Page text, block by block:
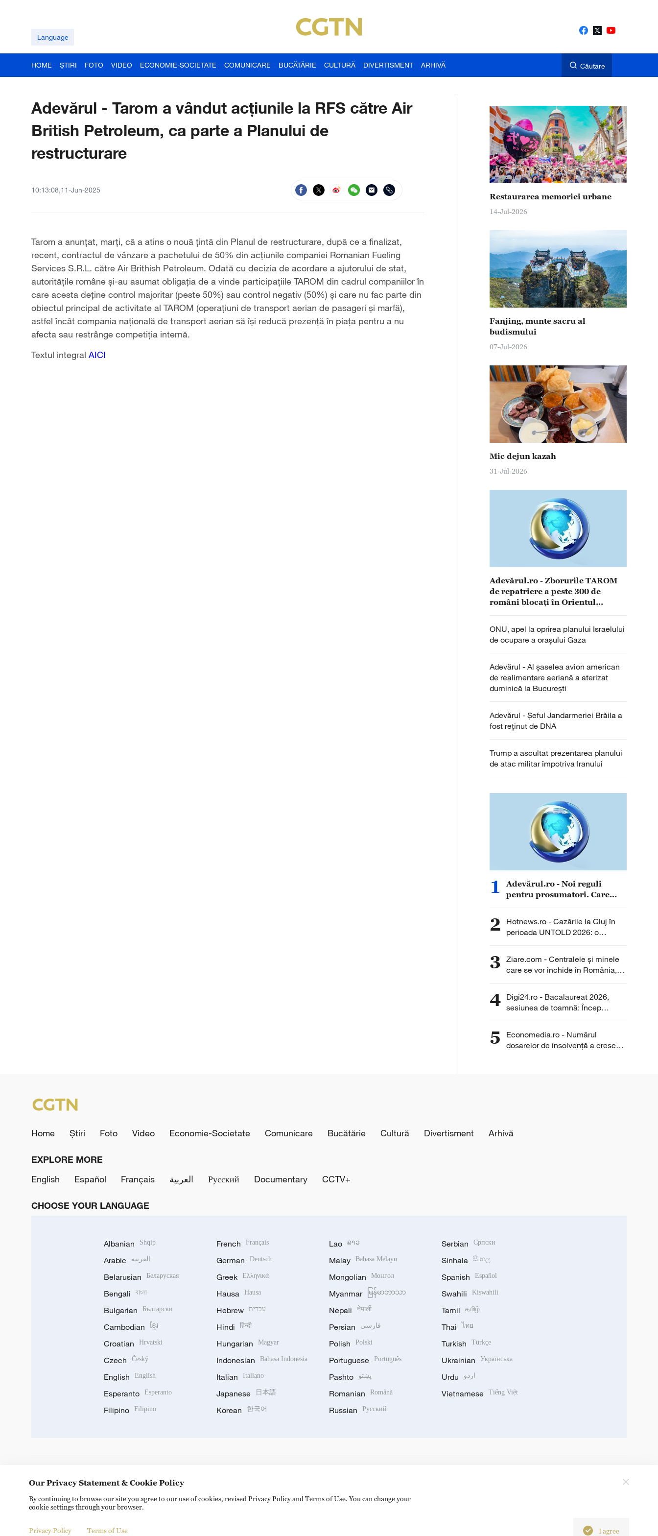
Language
HOME ȘTIRI FOTO VIDEO ECONOMIE-SOCIETATE COMUNICARE BUCĂTĂRIE CULTURĂ DIVERTISMENT ARHIVĂ Căutare
Adevărul - Tarom a vândut acţiunile la RFS către Air
British Petroleum, ca parte a Planului de
restructurare
10:13:08,11-Jun-2025
Tarom a anunţat, marţi, că a atins o nouă ţintă din Planul de restructurare, după ce a finalizat,
recent, contractul de vânzare a pachetului de 50% din acţiunile companiei Romanian Fueling
Services S.R.L. către Air Brithish Petroleum. Odată cu decizia de acordare a ajutorului de stat,
autoritățile române și-au asumat obligația de a vinde participațiile TAROM din cadrul companiilor în
care acesta deține control majoritar (peste 50%) sau control negativ (50%) și care nu fac parte din
obiectul principal de activitate al TAROM (operațiuni de transport aerian de pasageri și marfă),
astfel încât compania națională de transport aerian să își reducă prezență în piața pentru a nu
afecta sau restrânge competiția internă.
Textul integral AICI
Restaurarea memoriei urbane
14-Jul-2026
Fanjing, munte sacru al
budismului
07-Jul-2026
Mic dejun kazah
31-Jul-2026
Adevărul.ro - Zborurile TAROM
de repatriere a peste 300 de
români blocați în Orientul
ONU, apel la oprirea planului Israelului
de ocupare a orașului Gaza
Adevărul - Al șaselea avion american
de realimentare aeriană a aterizat
duminică la București
Adevărul - Șeful Jandarmeriei Brăila a
fost reținut de DNA
Trump a ascultat prezentarea planului
de atac militar împotriva Iranului
1
Adevărul.ro - Noi reguli
pentru prosumatori. Care
le știe românii
2
Hotnews.ro - Cazările la Cluj în
perioada UNTOLD 2026: o
garsonieră ajunge să coste pe
un apartament
3 Ziare.com - Centralele și minele
care se vor închide în România,
până în 2030. Ce prevede legea
4 Digi24.ro - Bacalaureat 2026,
sesiunea de toamnă: Încep
probele de competențe într-o
Cum se desfășoară examenul
5
Economedia.ro - Numărul
dosarelor de insolvenţă a crescut
Home Știri Foto Video Economie-Societate Comunicare Bucătărie Cultură Divertisment Arhivă
EXPLORE MORE
English
Español Français العربية Русский Documentary CCTV+
CHOOSE YOUR LANGUAGE
Albanian Shqip
Arabic العربية
Belarusian Беларуская
Bengali বাংলা
Bulgarian Български
Cambodian ខ្មែរ
Croatian Hrvatski
Czech Český
English English
Esperanto Esperanto
Filipino Filipino
French Français
German Deutsch
Greek Ελληνικά
Hausa Hausa
Hebrew עברית
Hindi हिन्दी
Hungarian Magyar
Indonesian Bahasa Indonesia
Italian Italiano
Japanese 日本語
Korean 한국어
Lao ລາວ
Malay Bahasa Melayu
Mongolian Монгол
Myanmar မြန်မာဘာသာ
Nepali नेपाली
Persian فارسی
Polish Polski
Portuguese Português
Pashto پښتو
Romanian Română
Russian Русский
Serbian Српски
Sinhala සිංහල
Spanish Español
Swahili Kiswahili
Tamil தமிழ்
Thai ไทย
Turkish Türkçe
Ukrainian Українська
Urdu اردو
Vietnamese Tiếng Việt
Copyright © 2024 CGTN. 京ICP备20000184号
Our Privacy Statement & Cookie Policy
By continuing to browse our site you agree to our use of cookies, revised Privacy Policy and Terms of Use. You can change your
cookie settings through your browser.
Privacy Policy Terms of Use I agree